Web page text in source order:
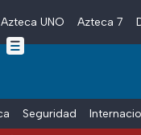
Skip to main content
Azteca UNO Azteca 7
Seguridad